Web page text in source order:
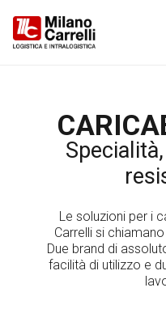
Le soluzioni per i
Carrelli si
Due brand di
facilità di utilizzo e